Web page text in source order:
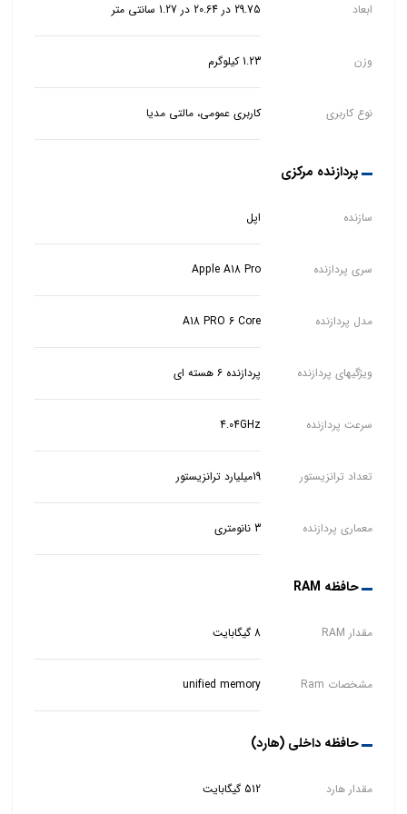
ابعاد 29.75 در 20.64 در 1.27 سانتی متر
وزن 1.23 کیلوگرم
نوع کاربری کاربری عمومی، مالتی مدیا
پردازنده مرکزی
سازنده اپل
سری پردازنده Apple A18 Pro
مدل پردازنده A18 PRO 6 Core
ویژگیهای پردازنده پردازنده ۶ هسته ای
سرعت پردازنده 4.04GHz
تعداد ترانزیستور 19میلیارد ترانزیستور
معماری پردازنده 3 نانومتری
حافظه RAM
مقدار RAM 8 گیگابایت
مشخصات Ram unified memory
حافظه داخلی (هارد)
مقدار هارد 512 گیگابایت